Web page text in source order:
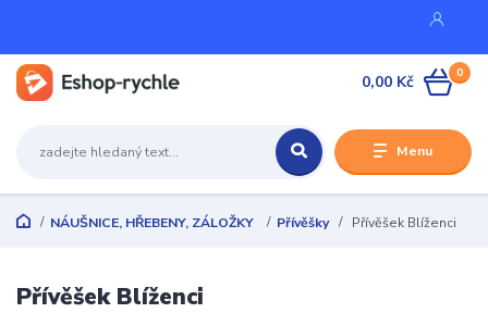
Menu
0
0,00 Kč
NÁUŠNICE, HŘEBENY, ZÁLOŽKY Přívěšky Přívěšek Blíženci
Přívěšek Blíženci